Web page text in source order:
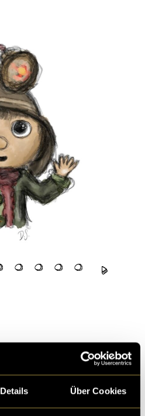
Details Über Cookies